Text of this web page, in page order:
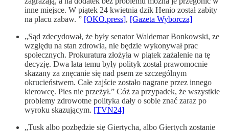
inne miejsce. W piątek 24 kwietnia dzik Henio został zabity
na placu zabaw. ” [OKO.press], [Gazeta Wyborcza]
„Sąd zdecydował, że były senator Waldemar Bonkowski, ze
względu na stan zdrowia, nie będzie wykonywał prac
społecznych. Prokuratura złożyła w piątek zażalenie na tę
decyzję. Dwa lata temu były polityk został prawomocnie
skazany za znęcanie się nad psem ze szczególnym
okrucieństwem. Całe zajście zostało nagrane przez innego
kierowcę. Pies nie przeżył.” Cóż za przypadek, że wszystkie
problemy zdrowotne polityka dały o sobie znać zaraz po
wyroku skazującym. [TVN24]
„Tusk albo pozbędzie się Giertycha, albo Giertych zostanie